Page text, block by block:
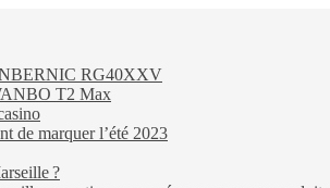
RG40XXV
T2 Max
de marquer l’été 2023
?